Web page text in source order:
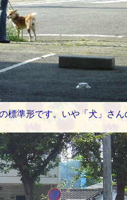
標準形です。いや「犬」さん